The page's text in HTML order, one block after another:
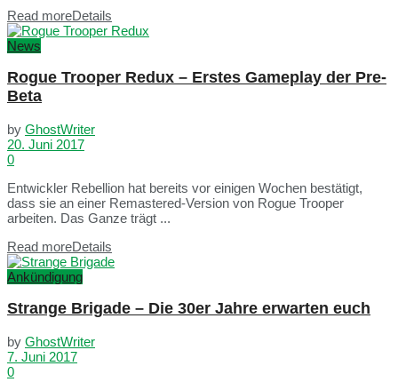
Read moreDetails
News
Rogue Trooper Redux – Erstes Gameplay der Pre-
Beta
by GhostWriter
20. Juni 2017
0
Entwickler Rebellion hat bereits vor einigen Wochen bestätigt,
dass sie an einer Remastered-Version von Rogue Trooper
arbeiten. Das Ganze trägt ...
Read moreDetails
Ankündigung
Strange Brigade – Die 30er Jahre erwarten euch
by GhostWriter
7. Juni 2017
0